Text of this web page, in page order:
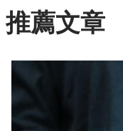
推薦文章